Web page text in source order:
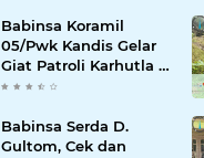
Swasembada Pangan
Nasional
Babinsa Koramil
05/Pwk Kandis Gelar
Giat Patroli Karhutla di
Wilayah Kelurahan
Babinsa Serda D.
Gultom, Cek dan